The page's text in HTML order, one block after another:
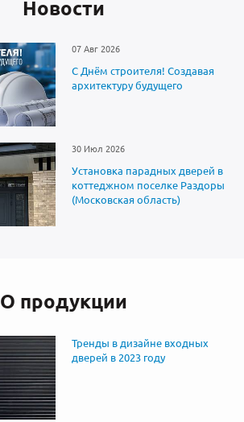
Новоcти
07 Авг 2026
С Днём строителя! Создавая
архитектуру будущего
30 Июл 2026
Установка парадных дверей в
коттеджном поселке Раздоры
(Московская область)
О продукции
Тренды в дизайне входных
дверей в 2023 году